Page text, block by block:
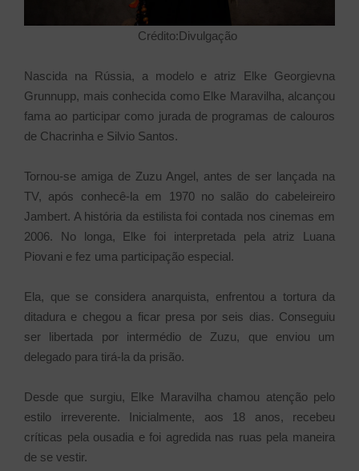
Crédito:Divulgação
Nascida na Rússia, a modelo e atriz Elke Georgievna
Grunnupp, mais conhecida como Elke Maravilha, alcançou
fama ao participar como jurada de programas de calouros
de Chacrinha e Silvio Santos.
Tornou-se amiga de Zuzu Angel, antes de ser lançada na
TV, após conhecê-la em 1970 no salão do cabeleireiro
Jambert. A história da estilista foi contada nos cinemas em
2006. No longa, Elke foi interpretada pela atriz Luana
Piovani e fez uma participação especial.
Ela, que se considera anarquista, enfrentou a tortura da
ditadura e chegou a ficar presa por seis dias. Conseguiu
ser libertada por intermédio de Zuzu, que enviou um
delegado para tirá-la da prisão.
Desde que surgiu, Elke Maravilha chamou atenção pelo
estilo irreverente. Inicialmente, aos 18 anos, recebeu
críticas pela ousadia e foi agredida nas ruas pela maneira
de se vestir.